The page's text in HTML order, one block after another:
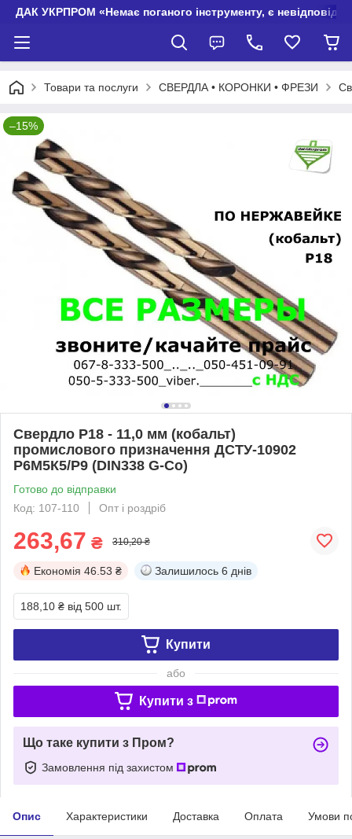
ДАК УКРПРОМ «Немає поганого інструменту, є невідповідно
Товари та послуги СВЕРДЛА • КОРОНКИ • ФРЕЗИ
–15%
Свердло Р18 - 11,0 мм (кобальт)
промислового призначення ДСТУ-10902
Р6М5К5/Р9 (DIN338 G-Co)
Готово до відправки
Код: 107-110
Опт і роздріб
263,67 ₴ 310,20 ₴
Економія 46.53 ₴ Залишилось 6 днів
188,10 ₴ від 500 шт.
Купити
або
Купити з
Що таке купити з Пром?
Замовлення під захистом
Опис Характеристики Доставка Оплата Умови